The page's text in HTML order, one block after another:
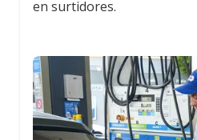
en surtidores.